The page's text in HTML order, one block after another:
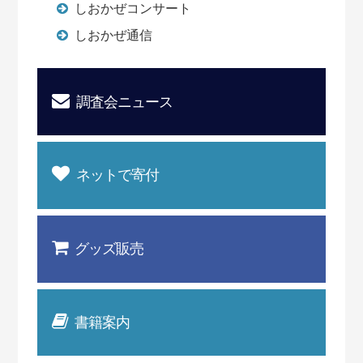
しおかぜコンサート
しおかぜ通信
調査会ニュース
ネットで寄付
グッズ販売
書籍案内